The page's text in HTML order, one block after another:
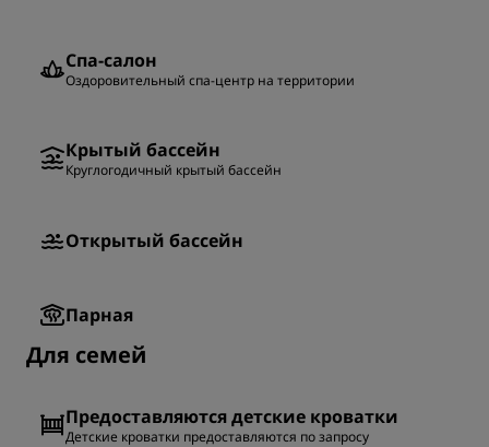
Спа-салон
Оздоровительный спа-центр на территории
Крытый бассейн
Круглогодичный крытый бассейн
Открытый бассейн
Парная
Для семей
Предоставляются детские кроватки
Детские кроватки предоставляются по запросу